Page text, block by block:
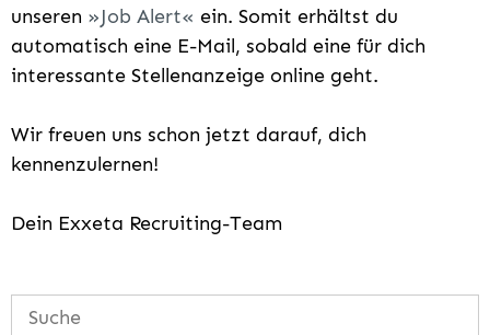
unseren
Job Alert
ein. Somit erhältst du
automatisch eine E-Mail, sobald eine für dich
interessante Stellenanzeige online geht.
Wir freuen uns schon jetzt darauf, dich
kennenzulernen!
Dein Exxeta Recruiting-Team